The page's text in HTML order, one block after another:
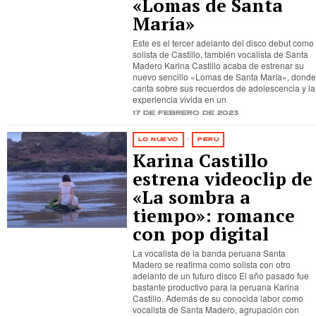
«Lomas de Santa
María»
Este es el tercer adelanto del disco debut como
solista de Castillo, también vocalista de Santa
Madero Karina Castillo acaba de estrenar su
nuevo sencillo «Lomas de Santa María», donde
canta sobre sus recuerdos de adolescencia y la
experiencia vivida en un
17 de febrero de 2023
LO NUEVO · PERÚ
Karina Castillo
estrena videoclip de
«La sombra a
tiempo»: romance
con pop digital
La vocalista de la banda peruana Santa
Madero se reafirma como solista con otro
adelanto de un futuro disco El año pasado fue
bastante productivo para la peruana Karina
Castillo. Además de su conocida labor como
vocalista de Santa Madero, agrupación con